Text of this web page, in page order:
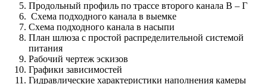
Продольный профиль по трассе второго канала В ‒ Г
Схема подходного канала в выемке
Схема подходного канала в насыпи
План шлюза с простой распределительной системой
питания
Рабочий чертеж эскизов
Графики зависимостей
Гидравлические характеристики наполнения камеры